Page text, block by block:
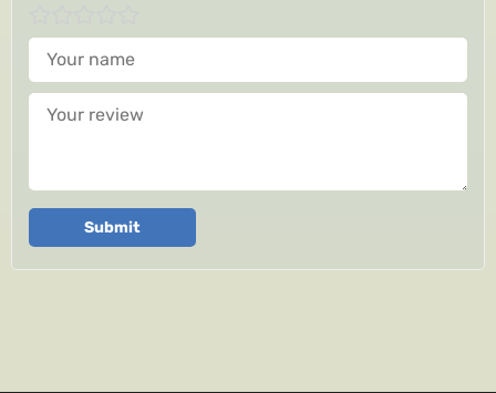
Your name
Your review
Submit